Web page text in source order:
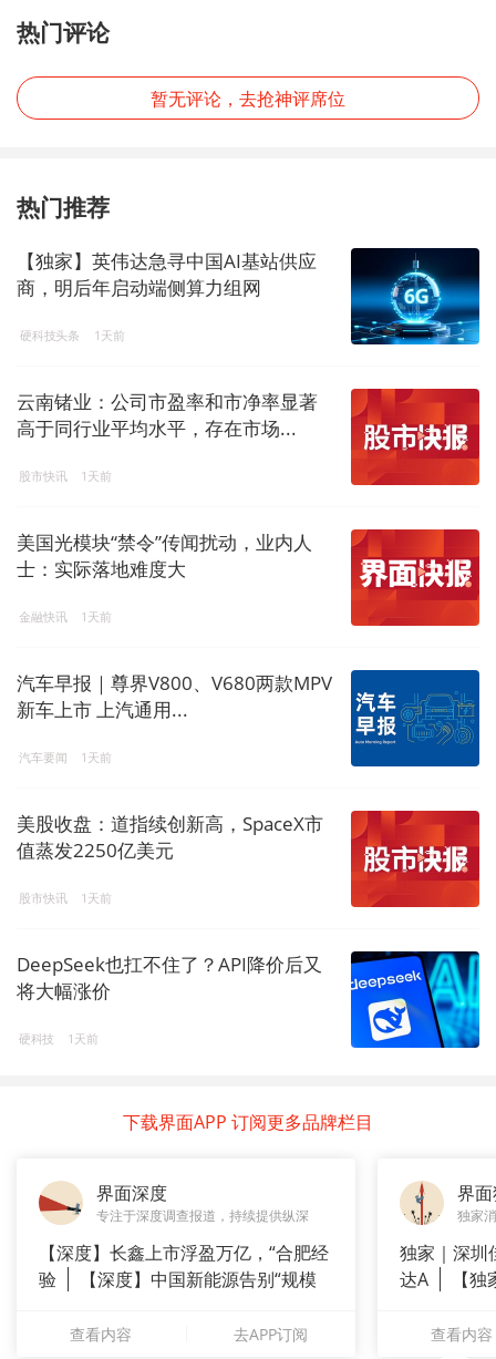
热门评论
暂无评论，去抢神评席位
热门推荐
【独家】英伟达急寻中国AI基站供应
商，明后年启动端侧算力组网
硬科技头条 1天前
云南锗业：公司市盈率和市净率显著
高于同行业平均水平，存在市场...
股市快讯 1天前
美国光模块“禁令”传闻扰动，业内人
士：实际落地难度大
金融快讯 1天前
汽车早报｜尊界V800、V680两款MPV
新车上市 上汽通用...
汽车要闻 1天前
美股收盘：道指续创新高，SpaceX市
值蒸发2250亿美元
股市快讯 1天前
DeepSeek也扛不住了？API降价后又
将大幅涨价
硬科技 1天前
下载界面APP 订阅更多品牌栏目
界面深度
专注于深度调查报道，持续提供纵深
【深度】长鑫上市浮盈万亿，“合肥经
验
【深度】中国新能源告别“规模
查看内容 去APP订阅
界
独家
独家｜深圳
达A
【
查看内容